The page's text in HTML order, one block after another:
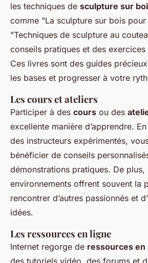
les techniques de sculpture sur
comme "La sculpture sur bois
"Techniques de sculpture au
conseils pratiques et des
Ces livres sont des guides
les bases et progresser à votre
Les cours et ateliers
Participer à des cours ou des
excellente manière d’apprendre.
des instructeurs expérimentés,
bénéficier de conseils
démonstrations pratiques. De plus,
environnements offrent souvent la
rencontrer d’autres passionnés et
idées.
Les ressources en ligne
Internet regorge de ressources en
des tutoriels vidéo, des forums et